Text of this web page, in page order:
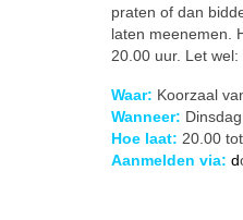
praten of dan
laten meenemen.
20.00 uur. Let
Waar: Koorzaal
Wanneer:
Hoe laat: 20.00
Aanmelden via: d